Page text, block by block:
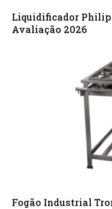
Liquidificador
Avaliação 2026
Fogão Industrial